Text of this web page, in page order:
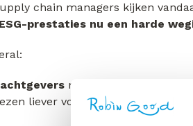
chain managers kijken
ESG-prestaties nu een harde
moeten rapporteren
liever voor een partner die